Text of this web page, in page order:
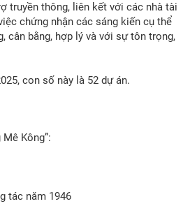
truyền thông, liên kết với các nhà tài
chứng nhận các sáng kiến cụ thể
cân bằng, hợp lý và với sự tôn trọng,
con số này là 52 dự án.
Kông”:
tác năm 1946